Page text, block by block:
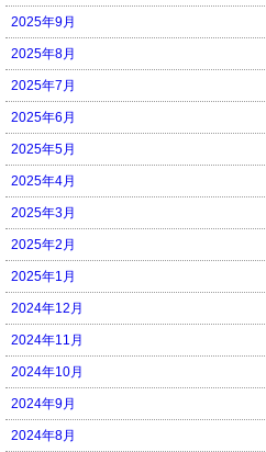
2025年9月
2025年8月
2025年7月
2025年6月
2025年5月
2025年4月
2025年3月
2025年2月
2025年1月
2024年12月
2024年11月
2024年10月
2024年9月
2024年8月